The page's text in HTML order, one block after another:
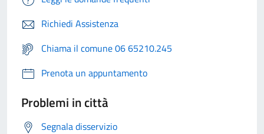
Richiedi Assistenza
Chiama il comune 06 65210.245
Prenota un appuntamento
Problemi in città
Segnala disservizio